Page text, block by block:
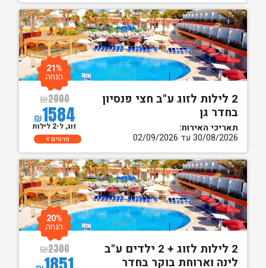
2 לילות לזוג ע"ב חצי פנסיון
בחדר גן
תאריכי האירוח:
30/08/2026 עד 02/09/2026
₪2000
₪1584
21%
הנחה
זוג, ל-2 לילות
פרטים
2 לילות לזוג + 2 ילדים ע"ב
לינה וארוחת בוקר בחדר
₪2300
20%
הנחה